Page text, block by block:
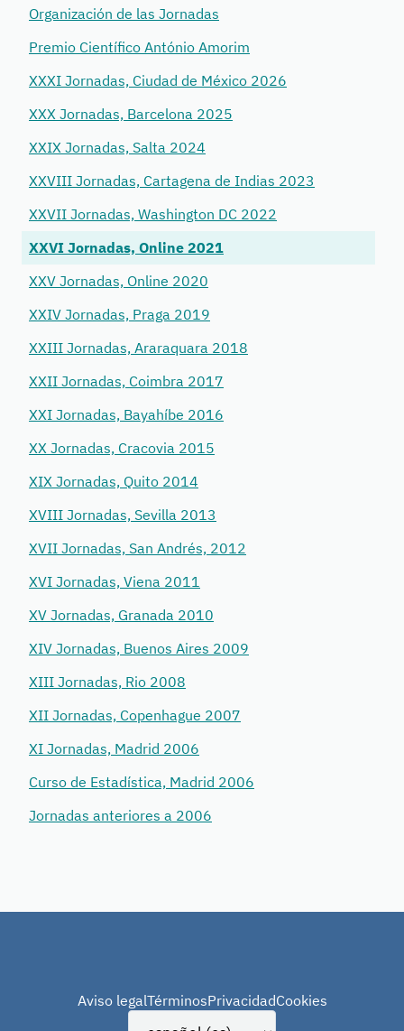
Organización de las Jornadas
Premio Científico António Amorim
XXXI Jornadas, Ciudad de México 2026
XXX Jornadas, Barcelona 2025
XXIX Jornadas, Salta 2024
XXVIII Jornadas, Cartagena de Indias 2023
XXVII Jornadas, Washington DC 2022
XXVI Jornadas, Online 2021
XXV Jornadas, Online 2020
XXIV Jornadas, Praga 2019
XXIII Jornadas, Araraquara 2018
XXII Jornadas, Coimbra 2017
XXI Jornadas, Bayahíbe 2016
XX Jornadas, Cracovia 2015
XIX Jornadas, Quito 2014
XVIII Jornadas, Sevilla 2013
XVII Jornadas, San Andrés, 2012
XVI Jornadas, Viena 2011
XV Jornadas, Granada 2010
XIV Jornadas, Buenos Aires 2009
XIII Jornadas, Rio 2008
XII Jornadas, Copenhague 2007
XI Jornadas, Madrid 2006
Curso de Estadística, Madrid 2006
Jornadas anteriores a 2006
Aviso legalTérminosPrivacidadCookies